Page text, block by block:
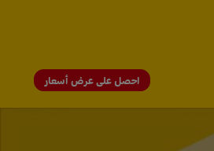
احصل على عرض أسعار